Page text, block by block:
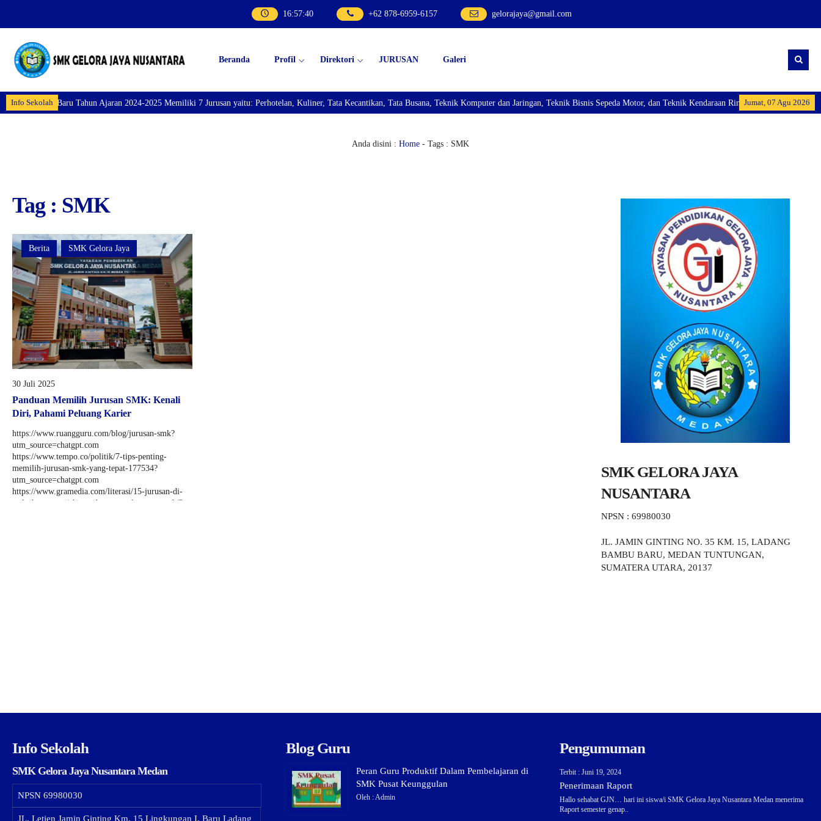
16:57:40 +62 878-6959-6157 gelorajaya@gmail.com
Beranda Profil Direktori JURUSAN Galeri
Info Sekolah Jumat, 07 Agu 2026
Siswa/i Baru Tahun Ajaran 2024-2025 Memiliki 7 Jurusan yaitu: Perhotelan, Kuliner, Tata Kecantikan, Tata Busana, Teknik Komputer dan Jaringan, Teknik Bisnis Sepeda Motor, dan Teknik Kendaraan Ringan Dan membuka Kelas
Anda disini : Home - Tags : SMK
Tag : SMK
Berita SMK Gelora Jaya
30 Juli 2025
Panduan Memilih Jurusan SMK: Kenali
Diri, Pahami Peluang Karier
https://www.ruangguru.com/blog/jurusan-smk?
utm_source=chatgpt.com
https://www.tempo.co/politik/7-tips-penting-
memilih-jurusan-smk-yang-tepat-177534?
utm_source=chatgpt.com
https://www.gramedia.com/literasi/15-jurusan-di-
smk-dengan-gaji-besar-dan-prospek-yang-cerah/?
SMK GELORA JAYA
NUSANTARA
NPSN : 69980030
JL. JAMIN GINTING NO. 35 KM. 15, LADANG
BAMBU BARU, MEDAN TUNTUNGAN,
SUMATERA UTARA, 20137
Info Sekolah
SMK Gelora Jaya Nusantara Medan
NPSN 69980030
JL. Letjen Jamin Ginting Km. 15 Lingkungan I, Baru Ladang
Blog Guru
Peran Guru Produktif Dalam Pembelajaran di
SMK Pusat Keunggulan
Oleh : Admin
Pengumuman
Terbit : Juni 19, 2024
Penerimaan Raport
Hallo sehabat GJN… hari ini siswa/i SMK Gelora Jaya Nusantara Medan menerima
Raport semester genap..